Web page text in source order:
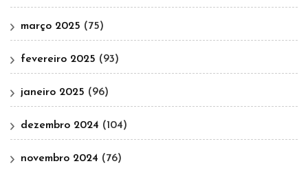
março 2025 (75)
fevereiro 2025 (93)
janeiro 2025 (96)
dezembro 2024 (104)
novembro 2024 (76)